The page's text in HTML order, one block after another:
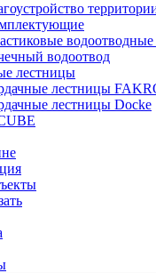
водоотводные
водоотвод
лестницы
лестницы
лестницы Docke